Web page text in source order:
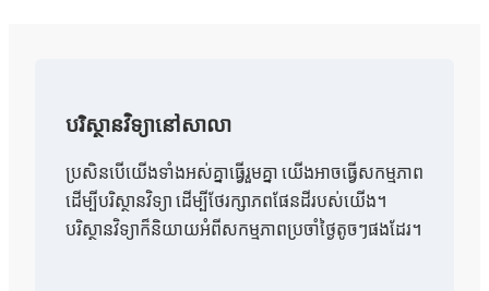
បរិស្ថានវិទ្យានៅសាលា
ប្រសិនបើយើងទាំងអស់គ្នាធ្វើរួមគ្នា យើងអាចធ្វើសកម្មភាព
ដើម្បីបរិស្ថានវិទ្យា ដើម្បីថែរក្សាភពផែនដីរបស់យើង។
បរិស្ថានវិទ្យាក៏និយាយអំពីសកម្មភាពប្រចាំថ្ងៃតូចៗផងដែរ។